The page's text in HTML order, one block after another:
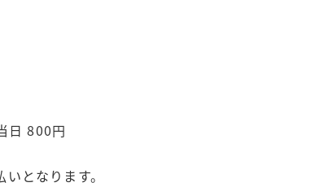
日 800円
となります。